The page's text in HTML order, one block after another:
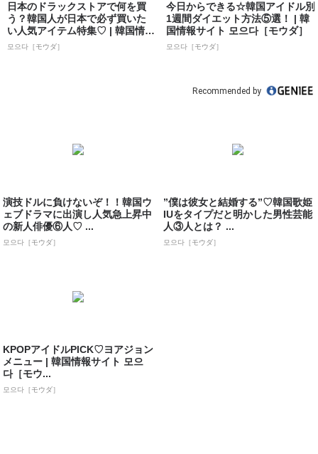
日本のドラックストアで何を買
う？韓国人が日本で必ず買いた
い人気アイテム特集♡ | 韓国情報
サイト ...
모으다［モウダ］
今日からできる☆韓国アイドル別
1週間ダイエット方法⑤選！ | 韓
国情報サイト 모으다［モウダ］
모으다［モウダ］
Recommended by
演技ドルに負けないぞ！！韓国ウ
ェブドラマに出演し人気急上昇中
の新人俳優⑥人♡ ...
모으다［モウダ］
”僕は彼女と結婚する”♡韓国歌姫
IUをタイプだと明かした男性芸能
人③人とは？ ...
모으다［モウダ］
KPOPアイドルPICK♡ヨアジョン
メニュー | 韓国情報サイト 모으
다［モウ...
모으다［モウダ］